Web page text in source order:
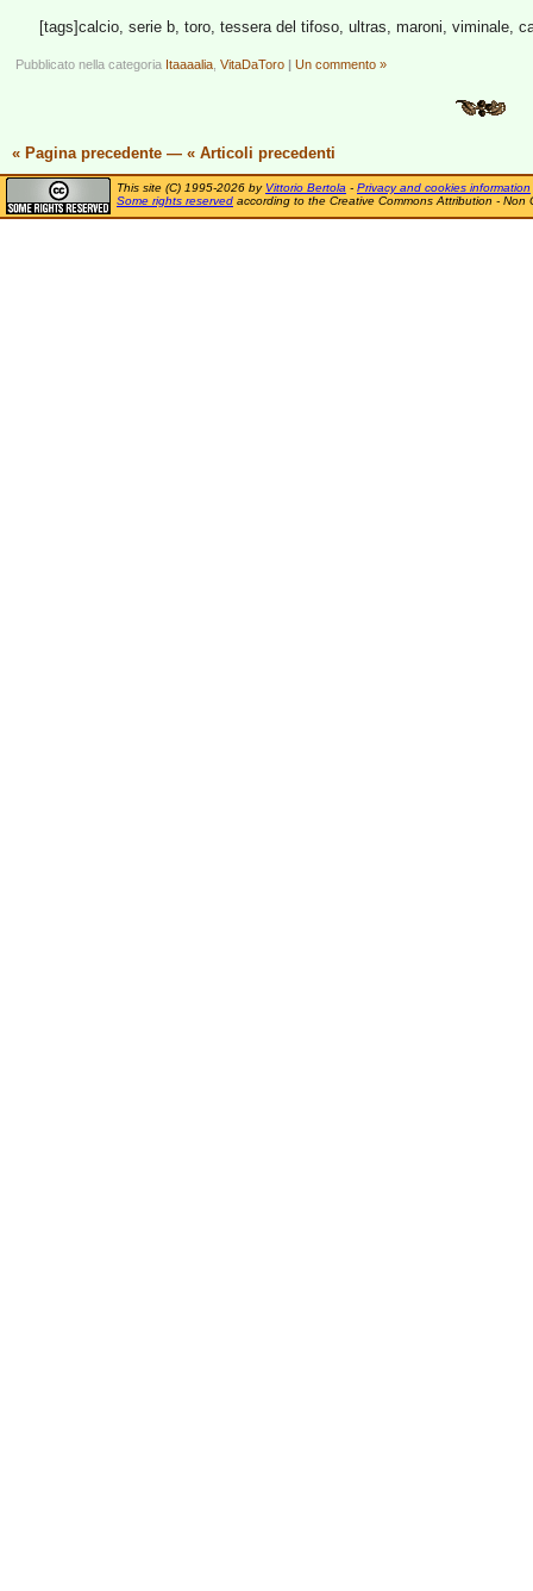
[tags]calcio, serie b, toro, tessera del tifoso, ultras, maroni, viminale,
Pubblicato nella categoria Itaaaalia VitaDaToro | Un commento »
« Pagina precedente — « Articoli precedenti
This site (C) 1995-2026 by Vittorio Bertola - Privacy and cookies information
Some rights reserved according to the Creative Commons Attribution - Non